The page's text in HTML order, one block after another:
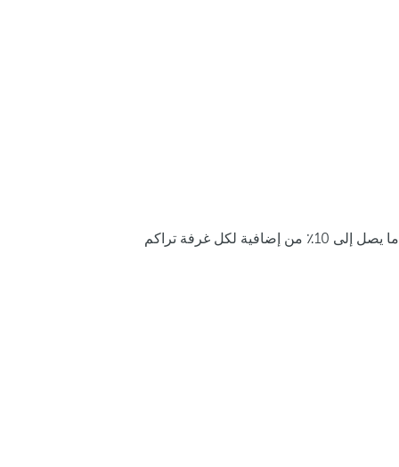
ما يصل إلى 10٪ من إضافية لكل غرفة تراكم